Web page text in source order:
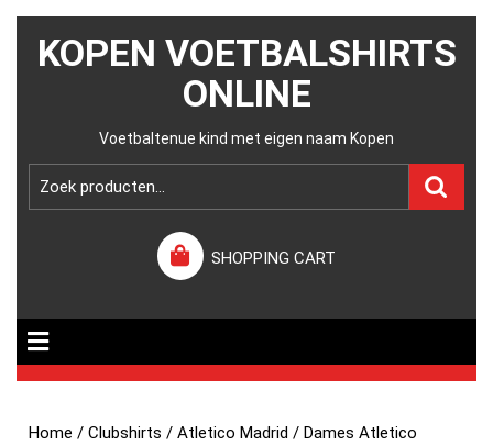
KOPEN VOETBALSHIRTS
ONLINE
Voetbaltenue kind met eigen naam Kopen
SHOPPING CART
Home /Clubshirts /Atletico Madrid / Dames Atletico